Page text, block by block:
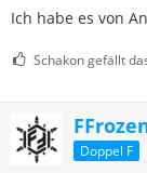
Ich habe es von
Schakon gefällt
Doppel F